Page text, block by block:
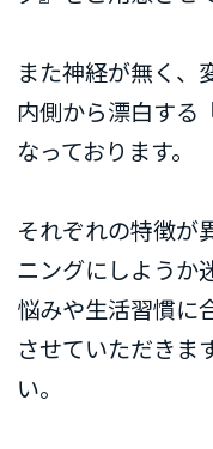
また神経が無く、
内側から漂白する
なっております。
それぞれの特徴が
ニングにしようか
悩みや生活習慣に
させていただきま
い。